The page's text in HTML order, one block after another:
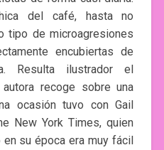
del café, hasta no
tipo de microagresiones
encubiertas de
Resulta ilustrador el
recoge sobre una
ocasión tuvo con Gail
New York Times, quien
su época era muy fácil